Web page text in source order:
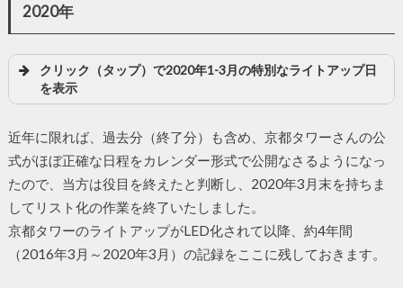
2020年
クリック（タップ）で2020年1-3月の特別なライトアップ日
を表示
近年に限れば、過去分（終了分）も含め、京都タワーさんの公
式がほぼ正確な日程をカレンダー形式で公開なさるようになっ
たので、当方は役目を終えたと判断し、2020年3月末を持ちま
してリスト化の作業を終了いたしました。
京都タワーのライトアップがLED化されて以降、約4年間
（2016年3月～2020年3月）の記録をここに残しておきます。